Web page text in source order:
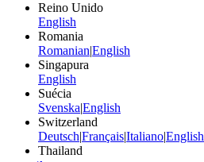
Reino Unido
English
Romania
Romanian|English
Singapura
English
Suécia
Svenska|English
Switzerland
Deutsch|Français|Italiano|English
Thailand